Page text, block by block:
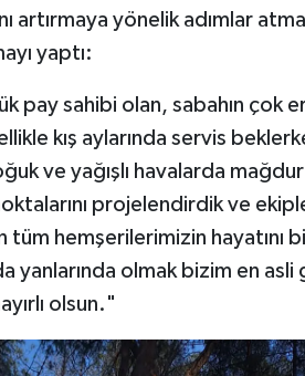
artırmaya yönelik adımlar
yaptı:
pay sahibi olan, sabahın çok
kış aylarında servis
ve yağışlı havalarda
projelendirdik ve
tüm hemşerilerimizin hayatını
yanlarında olmak bizim en
olsun."